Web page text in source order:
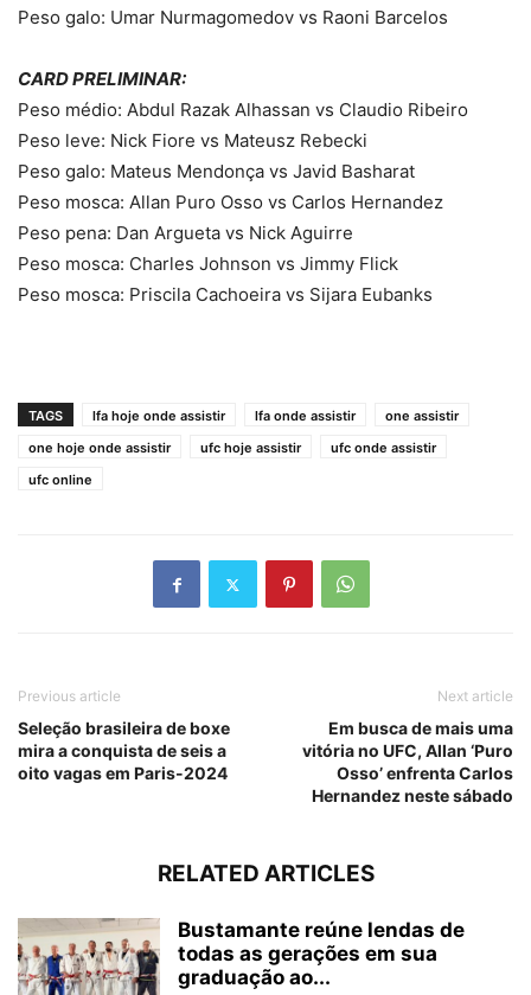
Peso galo: Umar Nurmagomedov vs Raoni Barcelos
CARD PRELIMINAR:
Peso médio: Abdul Razak Alhassan vs Claudio Ribeiro
Peso leve: Nick Fiore vs Mateusz Rebecki
Peso galo: Mateus Mendonça vs Javid Basharat
Peso mosca: Allan Puro Osso vs Carlos Hernandez
Peso pena: Dan Argueta vs Nick Aguirre
Peso mosca: Charles Johnson vs Jimmy Flick
Peso mosca: Priscila Cachoeira vs Sijara Eubanks
TAGS lfa hoje onde assistir lfa onde assistir
one assistir
one hoje onde assistir
ufc hoje assistir
ufc onde assistir
ufc online
Previous article
Seleção brasileira de boxe
mira a conquista de seis a
oito vagas em Paris-2024
Next article
Em busca de mais uma
vitória no UFC, Allan ‘Puro
Osso’ enfrenta Carlos
Hernandez neste sábado
RELATED ARTICLES
Bustamante reúne lendas de
todas as gerações em sua
graduação ao...